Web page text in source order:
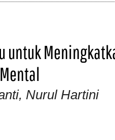
Nurul Hartini